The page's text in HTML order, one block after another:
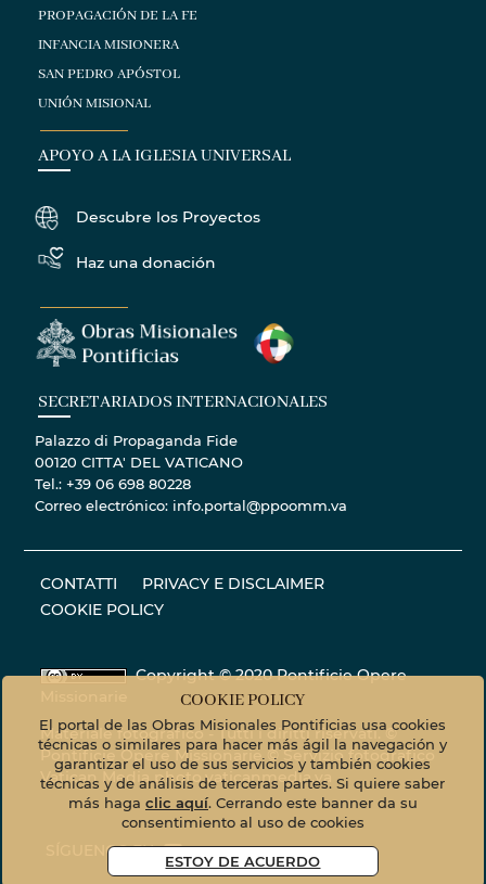
PROPAGACIÓN DE LA FE
INFANCIA MISIONERA
SAN PEDRO APÓSTOL
UNIÓN MISIONAL
APOYO A LA IGLESIA UNIVERSAL
Descubre los Proyectos
Haz una donación
SECRETARIADOS INTERNACIONALES
Palazzo di Propaganda Fide
00120 CITTA' DEL VATICANO
Tel.: +39 06 698 80228
Correo electrónico: info.portal@ppoomm.va
CONTATTI
PRIVACY E DISCLAIMER
COOKIE POLICY
Copyright © 2020 Pontificie Opere
Materiale fotografico - Tutti i diritti riservati. ©
Pontificie Opere Missionarie © Servizio fotografico
Vatican Mediaphoto.vaticanmedia.va
SÍGUENOS EN
COOKIE POLICY
El portal de las Obras Misionales Pontificias usa cookies
técnicas o similares para hacer más ágil la navegación y
garantizar el uso de sus servicios y también cookies
técnicas y de análisis de terceras partes. Si quiere saber
más haga clic aquí. Cerrando este banner da su
consentimiento al uso de cookies
ESTOY DE ACUERDO